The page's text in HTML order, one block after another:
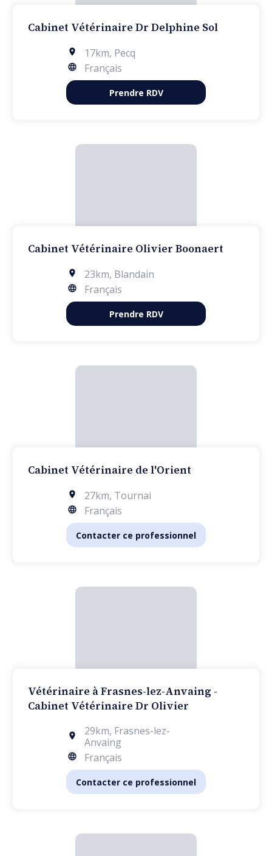
Cabinet Vétérinaire Dr Delphine Sol
17km, Pecq
Français
Prendre RDV
Cabinet Vétérinaire Olivier Boonaert
23km, Blandain
Français
Prendre RDV
Cabinet Vétérinaire de l'Orient
27km, Tournai
Français
Contacter ce professionnel
Vétérinaire à Frasnes-lez-Anvaing -
Cabinet Vétérinaire Dr Olivier
29km, Frasnes-lez-
Anvaing
Français
Contacter ce professionnel